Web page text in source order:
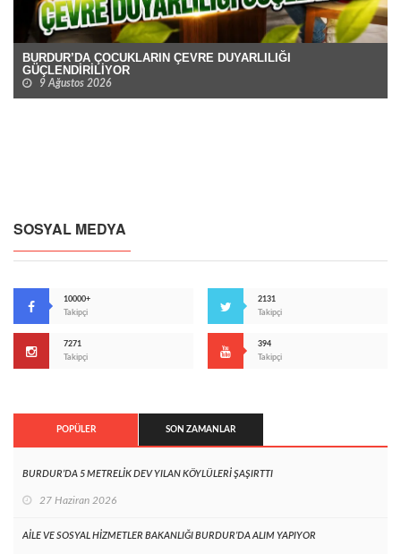
BURDUR’DA ÇOCUKLARIN ÇEVRE DUYARLILIĞI
GÜÇLENDİRİLİYOR
9 Ağustos 2026
SOSYAL MEDYA
10000+
Takipçi
2131
Takipçi
7271
Takipçi
394
Takipçi
POPÜLER SON ZAMANLAR
BURDUR’DA 5 METRELİK DEV YILAN KÖYLÜLERİ ŞAŞIRTTI
27 Haziran 2026
AİLE VE SOSYAL HİZMETLER BAKANLIĞI BURDUR’DA ALIM YAPIYOR